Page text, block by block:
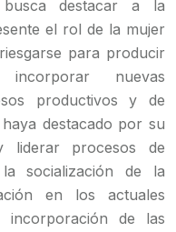
destacar a la
el rol de la mujer
para producir
nuevas
productivos y de
destacado por su
liderar procesos de
socialización de la
en los actuales
incorporación de las